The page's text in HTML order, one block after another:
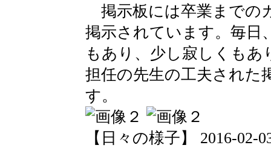
掲示板には卒業までの
掲示されています。毎日
もあり、少し寂しくも
担任の先生の工夫された
す。
【日々の様子】 2016-02-